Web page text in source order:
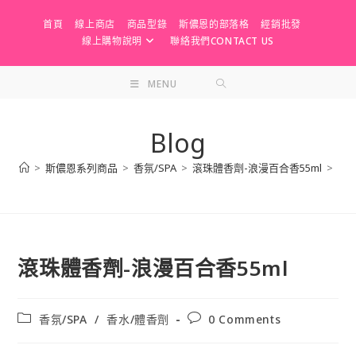
content
首頁 線上商店 商品型錄 斯儂恩的部落格
經銷批發
線上購物說明
聯絡我們CONTACT US
MENU
Blog
> 斯儂恩系列商品 > 香氛/SPA > 滾珠體香劑-浪漫百合香55ml >
滾珠體香劑-浪漫百合香55ml
Post香氛/SPA / 香水/體香劑
Post0 Comments